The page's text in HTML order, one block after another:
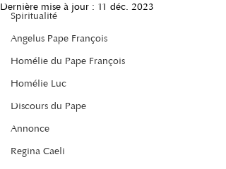
Spiritualité
Angelus Pape François
Homélie du Pape François
Homélie Luc
Discours du Pape
Annonce
Regina Caeli
Dernière mise à jour : 11 déc. 2023